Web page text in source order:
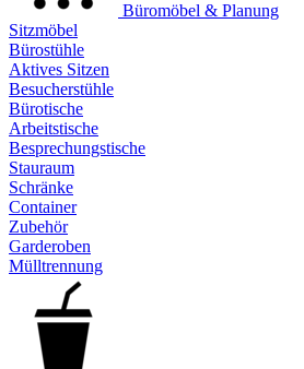
Büromöbel & Planung
Sitzmöbel
Bürostühle
Aktives Sitzen
Besucherstühle
Bürotische
Arbeitstische
Besprechungstische
Stauraum
Schränke
Container
Zubehör
Garderoben
Mülltrennung